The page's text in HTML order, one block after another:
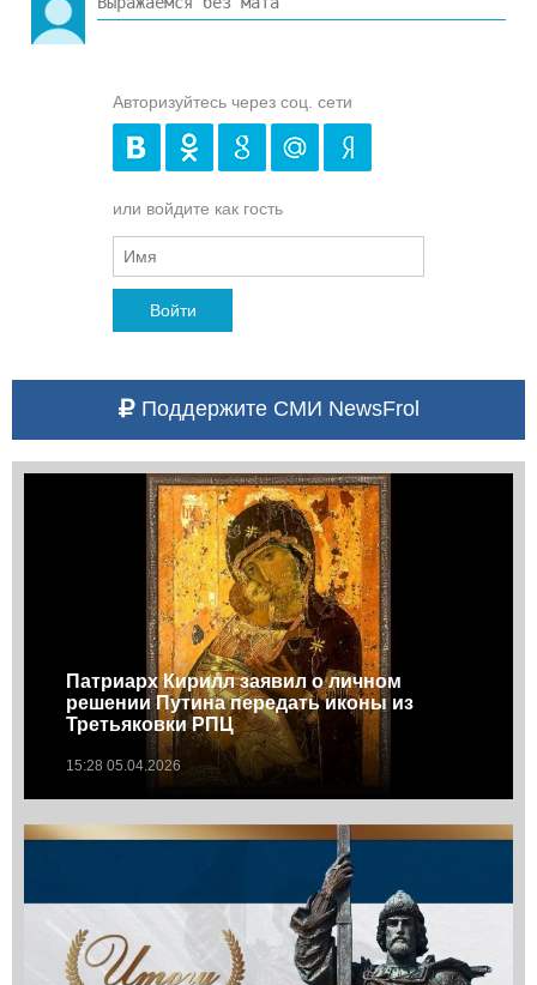
Авторизуйтесь через соц. сети
или войдите как гость
Войти
Поддержите СМИ NewsFrol
Патриарх Кирилл заявил о личном
решении Путина передать иконы из
Третьяковки РПЦ
15:28 05.04.2026